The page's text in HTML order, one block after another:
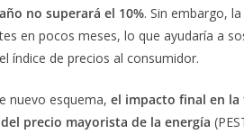
no superará el 10%. Sin embargo,
en pocos meses, lo que ayudaría a
índice de precios al consumidor.
nuevo esquema, el impacto final en la
precio mayorista de la energía